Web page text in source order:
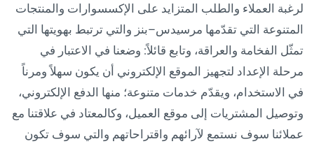
لرغبة العملاء والطلب المتزايد على الإكسسوارات والمنتجات
المتنوعة التي تقدّمها مرسيدس–بنز والتي ترتبط بهويتها التي
تمثّل الفخامة والعراقة، وتابع قائلاً: وضعنا في الاعتبار في
مرحلة الإعداد لتجهيز الموقع الإلكتروني أن يكون سهلاً ومرناً
في الاستخدام، ويقدّم خدمات متنوعة؛ منها الدفع الإلكتروني،
وتوصيل المشتريات إلى موقع العميل، وكالمعتاد في علاقتنا مع
عملائنا سوف نستمع لآرائهم واقتراحاتهم والتي سوف تكون